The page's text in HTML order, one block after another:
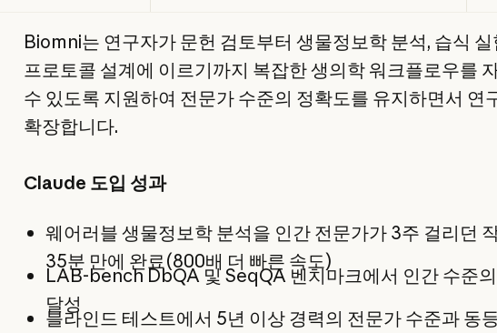
Biomni는 연구자가 문헌 검토부터 생물정보학 분석, 습식 실
프로토콜 설계에 이르기까지 복잡한 생의학 워크플로우를
수 있도록 지원하여 전문가 수준의 정확도를 유지하면서 연
확장합니다.
Claude 도입 성과
웨어러블 생물정보학 분석을 인간 전문가가 3주 걸리던
35분 만에 완료(800배 더 빠른 속도)
LAB-bench DbQA 및 SeqQA 벤치마크에서 인간 수준
달성
블라인드 테스트에서 5년 이상 경력의 전문가 수준과 동